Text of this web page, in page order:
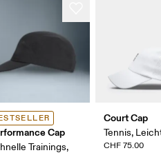
Cap
Trainings,
Court Cap
Tennis,
CHF 75.00